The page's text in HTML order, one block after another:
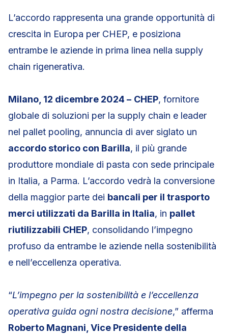
L’accordo rappresenta una grande opportunità di
crescita in Europa per CHEP, e posiziona
entrambe le aziende in prima linea nella supply
chain rigenerativa.
Milano, 12 dicembre 2024 – CHEP, fornitore
globale di soluzioni per la supply chain e leader
nel pallet pooling, annuncia di aver siglato un
accordo storico con Barilla, il più grande
produttore mondiale di pasta con sede principale
in Italia, a Parma. L’accordo vedrà la conversione
della maggior parte dei bancali per il trasporto
merci utilizzati da Barilla in Italia, in pallet
riutilizzabili CHEP, consolidando l’impegno
profuso da entrambe le aziende nella sostenibilità
e nell’eccellenza operativa.
“L’impegno per la sostenibilità e l’eccellenza
operativa guida ogni nostra decisione,” afferma
Roberto Magnani, Vice Presidente della